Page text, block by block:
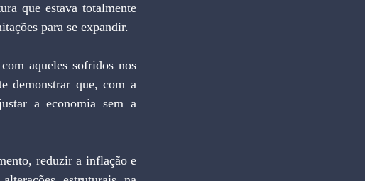
que estava totalmente
para se expandir.
aqueles sofridos nos
demonstrar que, com a
a economia sem a
reduzir a inflação e